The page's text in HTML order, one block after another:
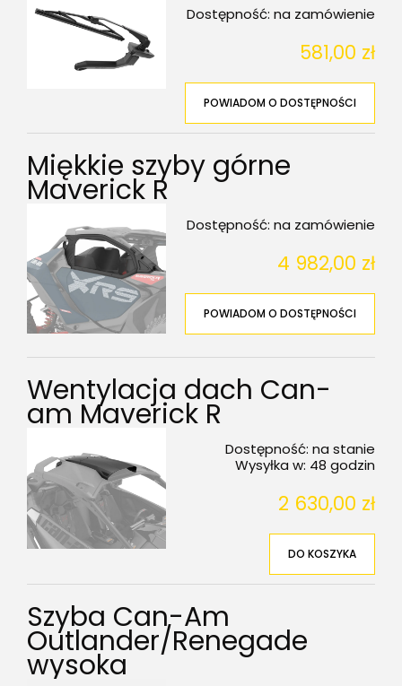
Dostępność: na zamówienie
581,00 zł
POWIADOM O DOSTĘPNOŚCI
Miękkie szyby górne
Maverick R
Dostępność: na zamówienie
4 982,00 zł
POWIADOM O DOSTĘPNOŚCI
Wentylacja dach Can-
am Maverick R
Dostępność: na stanie
Wysyłka w: 48 godzin
2 630,00 zł
DO KOSZYKA
Szyba Can-Am
Outlander/Renegade
wysoka